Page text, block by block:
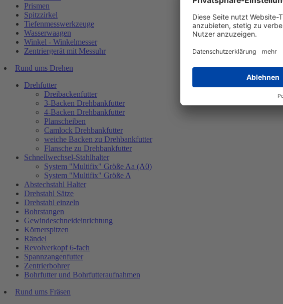
Prismen
Spitzzirkel
Tiefenmesswerkzeuge
Wasserwaagen
Winkel - Winkelmesser
Zentriergerät mit Messuhr
Rund ums Drehen
Drehfutter
Dreibackenfutter
3-Backen Drehbankfutter
4-Backen Drehbankfutter
Planscheiben
Camlock Drehbankfutter
weiche Backen zu Drehbankfutter
Flansche zu Drehbankfutter
Schnellwechsel-Stahlhalter
System "Multifix" Größe Aa (A0)
System "Multifix" Größe A
Abstechstahl Halter
Drehstahl Sätze
Drehstahl einzeln
Bohrstangen
Gewindeschneideinrichtung
Körnerspitzen
Rändel
Revolverkopf 6-fach
Spannzangenfutter
Zentrierbohrer
Bohrfutter und Bohrfutteraufnahmen
Rund ums Fräsen